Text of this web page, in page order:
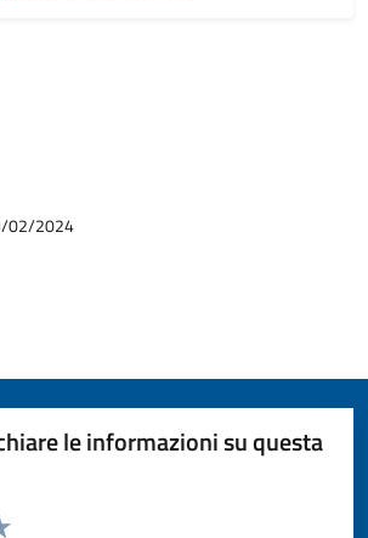
02/2024
le informazioni su questa
pagina